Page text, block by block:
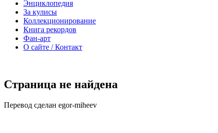
Энциклопедия
За кулисы
Коллекционирование
Книга рекордов
Фан-арт
О сайте / Контакт
Страница не найдена
Перевод сделан egor-miheev